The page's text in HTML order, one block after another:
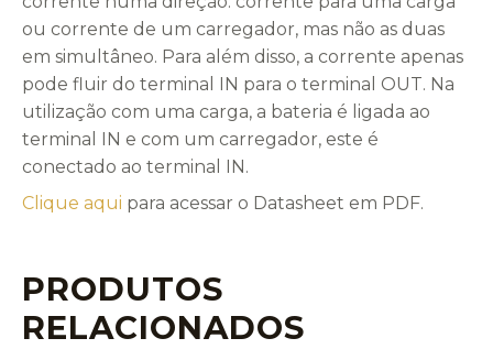
ou corrente de um carregador, mas não as duas
em simultâneo. Para além disso, a corrente apenas
pode fluir do terminal IN para o terminal OUT. Na
utilização com uma carga, a bateria é ligada ao
terminal IN e com um carregador, este é
conectado ao terminal IN.
Clique aqui para acessar o Datasheet em PDF.
PRODUTOS
RELACIONADOS